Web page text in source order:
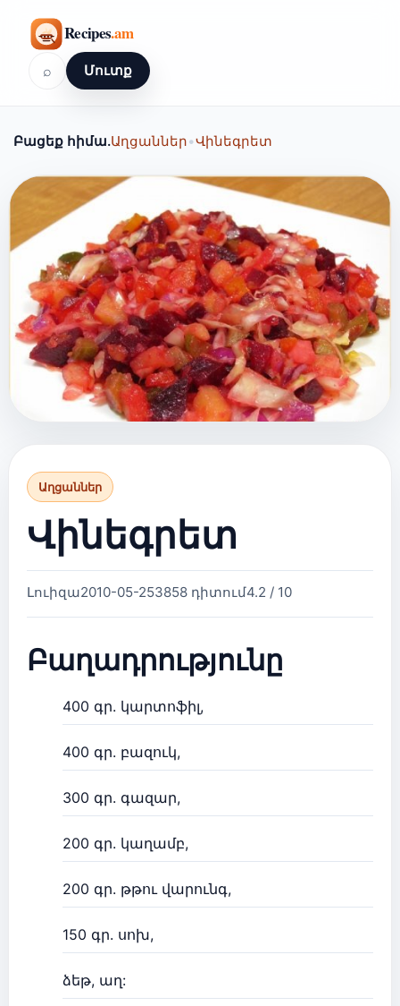
⌕ Մուտք
Բացեք հիմա.Աղցաններ•Վինեգրետ
Աղցաններ
Վինեգրետ
Լուիզա2010-05-253858 դիտում4.2 / 10
Բաղադրությունը
400 գր. կարտոֆիլ,
400 գր. բազուկ,
300 գր. գազար,
200 գր. կաղամբ,
200 գր. թթու վարունգ,
150 գր. սոխ,
ձեթ, աղ: